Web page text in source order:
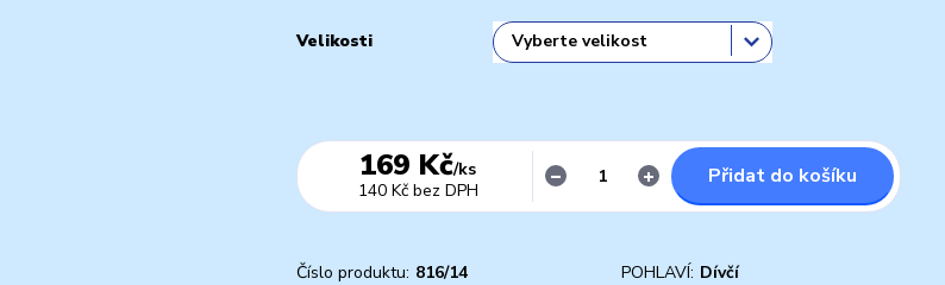
Velikosti
169 Kč/ks
140 Kč bez DPH
Přidat do košíku
Číslo produktu: 816/14 POHLAVÍ: Dívčí